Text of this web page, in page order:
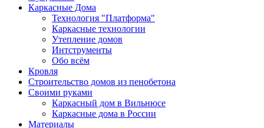
Каркасные Дома
Технология "Платформа"
Каркасные технологии
Утепление домов
Интструменты
Обо всём
Кровля
Строительство домов из пенобетона
Своими руками
Каркасный дом в Вильнюсе
Каркасные дома в России
Материалы